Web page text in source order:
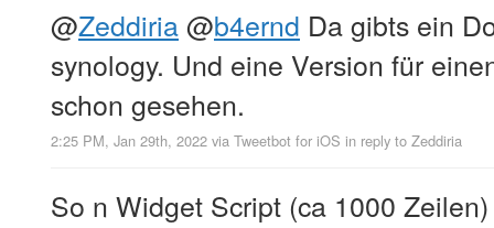
@Zeddiria@b4ernd Da gibts ein
synology. Und eine Version für
schon gesehen.
2:25 PM, Jan 29th, 2022 via Tweetbot for iΟS in reply to Zeddiria
So n Widget Script (ca 1000